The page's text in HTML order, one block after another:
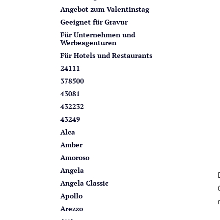
Angebot zum Valentinstag
Geeignet für Gravur
Für Unternehmen und
Werbeagenturen
Für Hotels und Restaurants
24111
378500
43081
432232
43249
Alca
Amber
Amoroso
Angela
Angela Classic
Apollo
Arezzo